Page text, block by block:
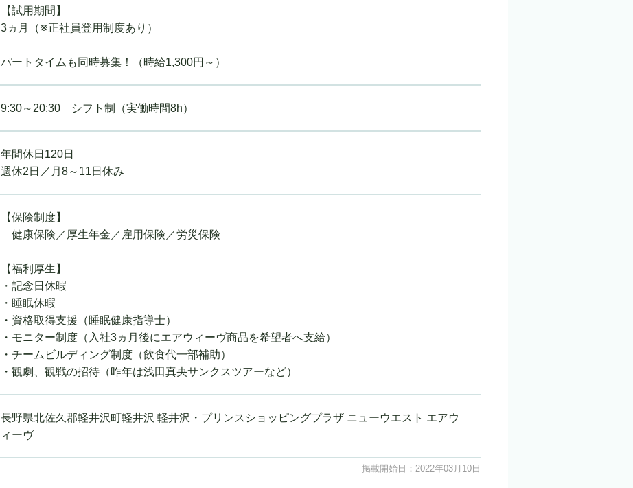
【試用期間】
3ヵ月（※正社員登用制度あり）
パートタイムも同時募集！（時給1,300円～）
9:30～20:30 シフト制（実働時間8h）
年間休日120日
週休2日／月8～11日休み
【保険制度】
健康保険／厚生年金／雇用保険／労災保険
【福利厚生】
・記念日休暇
・睡眠休暇
・資格取得支援（睡眠健康指導士）
・モニター制度（入社3ヵ月後にエアウィーヴ商品を希望者へ支給）
・チームビルディング制度（飲食代一部補助）
・観劇、観戦の招待（昨年は浅田真央サンクスツアーなど）
長野県北佐久郡軽井沢町軽井沢 軽井沢・プリンスショッピングプラザ ニューウエスト エアウ
ィーヴ
掲載開始日：2022年03月10日